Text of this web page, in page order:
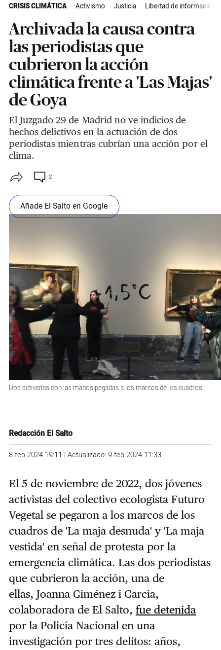
CRISIS CLIMÁTICA Activismo Justicia Libertad de información
Archivada la causa contra
las periodistas que
cubrieron la acción
climática frente a 'Las Majas'
de Goya
El Juzgado 29 de Madrid no ve indicios de
hechos delictivos en la actuación de dos
periodistas mientras cubrían una acción por el
clima.
2
Añade El Salto en Google
Dos activistas con las manos pegadas a los marcos de los cuadros.
Redacción El Salto
8 feb 2024 19:11 | Actualizado: 9 feb 2024 11:33
El 5 de noviembre de 2022, dos jóvenes
activistas del colectivo ecologista Futuro
Vegetal se pegaron a los marcos de los
cuadros de 'La maja desnuda' y 'La maja
vestida' en señal de protesta por la
emergencia climática. Las dos periodistas
que cubrieron la acción, una de
ellas, Joanna Giménez i Garcia,
colaboradora de El Salto, fue detenida
por la Policía Nacional en una
investigación por tres delitos: años,